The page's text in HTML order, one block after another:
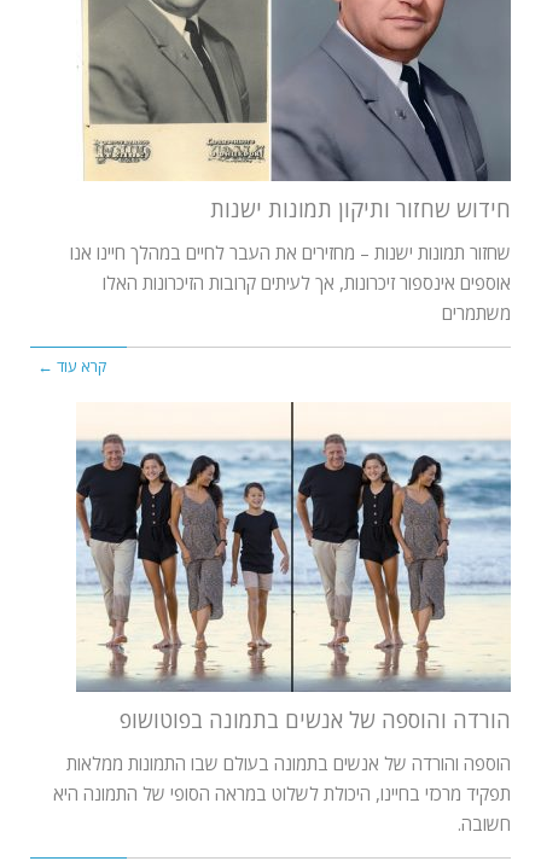
חידוש שחזור ותיקון תמונות ישנות
שחזור תמונות ישנות – מחזירים את העבר לחיים במהלך חיינו אנו
אוספים אינספור זיכרונות, אך לעיתים קרובות הזיכרונות האלו
משתמרים
קרא עוד ←
הורדה והוספה של אנשים בתמונה בפוטושופ
הוספה והורדה של אנשים בתמונה בעולם שבו התמונות ממלאות
תפקיד מרכזי בחיינו, היכולת לשלוט במראה הסופי של התמונה היא
חשובה.